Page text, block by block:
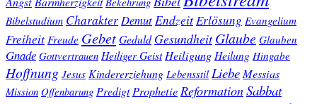
Bibelstudium Charakter DemutEndzeitErlösung Evangelium
Freiheit Freude GebetGeduld Gesundheit Glaube Glauben
Gnade Gottvertrauen Heiliger Geist Heiligung Heilung Hingabe
Hoffnung Jesus Kindererziehung Lebensstil Liebe Messias
Mission Offenbarung Predigt ProphetieReformationSabbat